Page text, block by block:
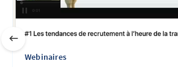
Webinaires